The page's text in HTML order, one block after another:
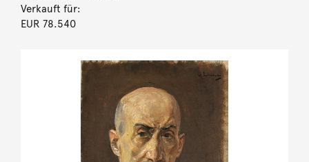
Verkauft für:
EUR 78.540